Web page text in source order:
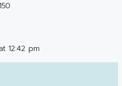
12:42 pm